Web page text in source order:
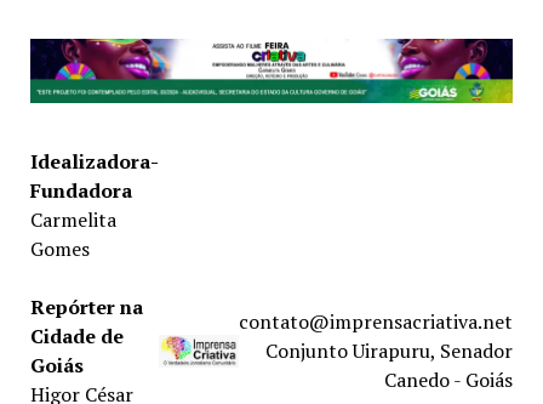
Idealizadora-
Fundadora
Carmelita
Gomes
Repórter na
Cidade de
Goiás
Higor César
contato@imprensacriativa.net
Conjunto Uirapuru, Senador
Canedo - Goiás